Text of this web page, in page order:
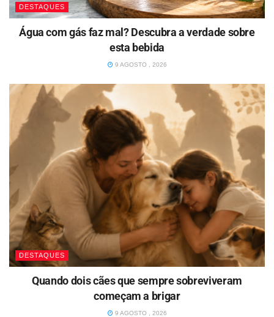
DESTAQUES
Água com gás faz mal? Descubra a verdade sobre
esta bebida
9 AGOSTO , 2026
DESTAQUES
Quando dois cães que sempre sobreviveram
começam a brigar
9 AGOSTO , 2026